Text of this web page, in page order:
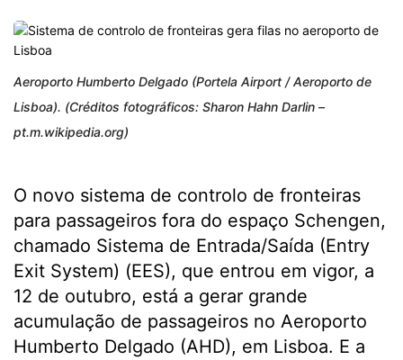
Aeroporto Humberto Delgado (Portela Airport / Aeroporto de
Lisboa). (Créditos fotográficos: Sharon Hahn Darlin –
pt.m.wikipedia.org)
O novo sistema de controlo de fronteiras
para passageiros fora do espaço Schengen,
chamado Sistema de Entrada/Saída (Entry
Exit System) (EES), que entrou em vigor, a
12 de outubro, está a gerar grande
acumulação de passageiros no Aeroporto
Humberto Delgado (AHD), em Lisboa. E a